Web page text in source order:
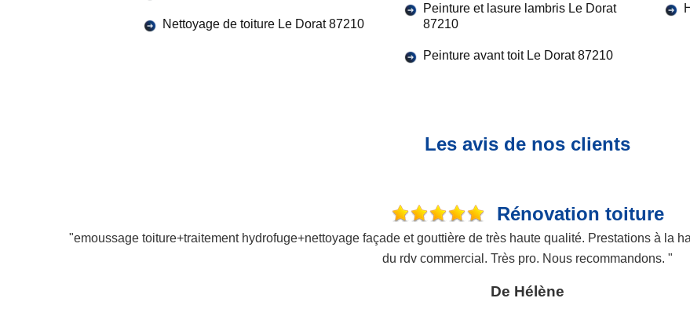
Nettoyage de toiture Le Dorat 87210
Peinture et lasure lambris Le Dorat
87210
Peinture avant toit Le Dorat 87210
Les avis de nos clients
Rénovation toiture
"emoussage toiture+traitement hydrofuge+nettoyage façade et gouttière de très haute qualité. Prestations à la
du rdv commercial. Très pro. Nous recommandons. "
De Hélène